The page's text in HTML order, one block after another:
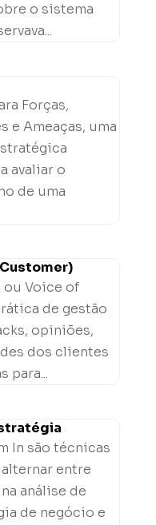
o sistema
Forças,
e Ameaças, uma
avaliar o
de uma
ou Voice of
de gestão
opiniões,
dos clientes
para...
In são técnicas
entre
análise de
de negócio e